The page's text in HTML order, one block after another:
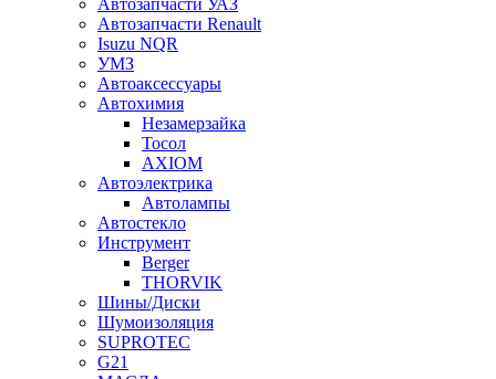
Автозапчасти Renault
Isuzu NQR
УМЗ
Автоаксессуары
Автохимия
Незамерзайка
Тосол
AXIOM
Автоэлектрика
Автолампы
Автостекло
Инструмент
Berger
THORVIK
Шины/Диски
Шумоизоляция
SUPROTEC
G21